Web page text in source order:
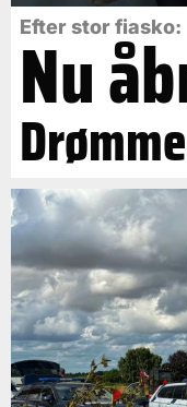
Efter stor fiasko:
Nu